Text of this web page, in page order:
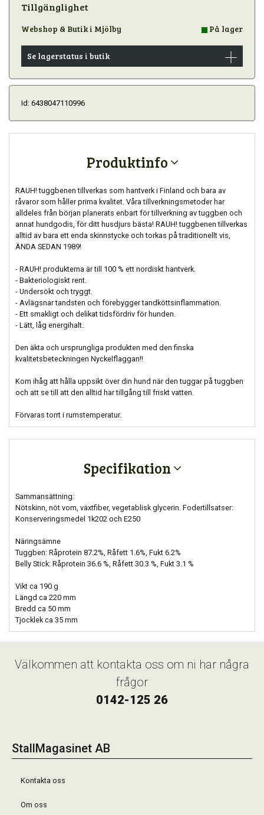
Tillgänglighet
Webshop & Butik i Mjölby På lager
Se lagerstatus i butik
Id: 6438047110996
Produktinfo
RAUH! tuggbenen tillverkas som hantverk i Finland och bara av
råvaror som håller prima kvalitet. Våra tillverkningsmetoder har
alldeles från början planerats enbart för tillverkning av tuggben och
annat hundgodis, för ditt husdjurs bästa! RAUH! tuggbenen tillverkas
alltid av bara ett enda skinnstycke och torkas på traditionellt vis,
ÄNDA SEDAN 1989!
- RAUH! produkterna är till 100 % ett nordiskt hantverk.
- Bakteriologiskt rent.
- Undersökt och tryggt.
- Avlägsnar tandsten och förebygger tandköttsinflammation.
- Ett smakligt och delikat tidsfördriv för hunden.
- Lätt, låg energihalt.
Den äkta och ursprungliga produkten med den finska
kvalitetsbeteckningen Nyckelflaggan!!
Kom ihåg att hålla uppsikt över din hund när den tuggar på tuggben
och att se till att den alltid har tillgång till friskt vatten.
Förvaras torrt i rumstemperatur.
Specifikation
Sammansättning:
Nötskinn, nöt vom, växtfiber, vegetablisk glycerin. Fodertillsatser:
Konserveringsmedel 1k202 och E250
Näringsämne
Tuggben: Råprotein 87.2%, Råfett 1.6%, Fukt 6.2%
Belly Stick: Råprotein 36.6 %, Råfett 30.3 %, Fukt 3.1 %
Vikt ca 190 g
Längd ca 220 mm
Bredd ca 50 mm
Tjocklek ca 35 mm
Välkommen att kontakta oss om ni har några
frågor
0142-125 26
StallMagasinet AB
Kontakta oss
Om oss